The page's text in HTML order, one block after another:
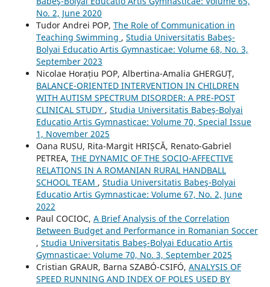
No. 2, June 2020
Tudor Andrei POP, The Role of Communication in
Teaching Swimming , Studia Universitatis Babeş-
Bolyai Educatio Artis Gymnasticae: Volume 68, No. 3,
September 2023
Nicolae Horațiu POP, Albertina-Amalia GHERGUȚ,
BALANCE-ORIENTED INTERVENTION IN CHILDREN
WITH AUTISM SPECTRUM DISORDER: A PRE-POST
CLINICAL STUDY , Studia Universitatis Babeş-Bolyai
Educatio Artis Gymnasticae: Volume 70, Special Issue
1, November 2025
Oana RUSU, Rita-Margit HRIȘCĂ, Renato-Gabriel
PETREA, THE DYNAMIC OF THE SOCIO-AFFECTIVE
RELATIONS IN A ROMANIAN RURAL HANDBALL
SCHOOL TEAM , Studia Universitatis Babeş-Bolyai
Educatio Artis Gymnasticae: Volume 67, No. 2, June
2022
Paul COCIOC, A Brief Analysis of the Correlation
Between Budget and Performance in Romanian Soccer
, Studia Universitatis Babeş-Bolyai Educatio Artis
Gymnasticae: Volume 70, No. 3, September 2025
Cristian GRAUR, Barna SZABÓ-CSIFÓ, ANALYSIS OF
SPEED RUNNING AND INDEX OF POLES USED BY